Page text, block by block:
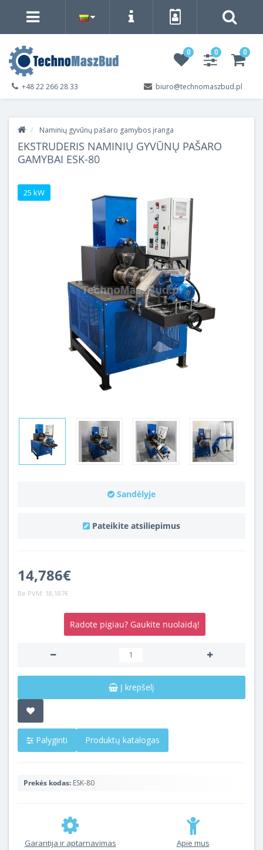
0 0 0
biuro@technomaszbud.pl
+48 22 266 28 33
Naminių gyvūnų pašaro gamybos įranga
EKSTRUDERIS NAMINIŲ GYVŪNŲ PAŠARO
GAMYBAI ESK-80
25 kW
Sandėlyje
Pateikite atsiliepimus
14,786€
Be PVM: 18,187€
Radote pigiau? Gaukite nuolaidą!
Į krepšelį
Palyginti Produktų katalogas
Prekės kodas: ESK-80
Garantija ir aptarnavimas Apie mus